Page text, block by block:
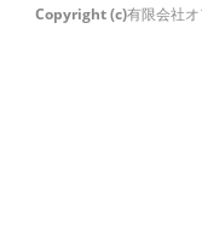
Copyright (c)有限会社